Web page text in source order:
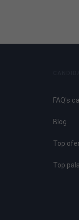
FAQ's
Blog
Top
Top